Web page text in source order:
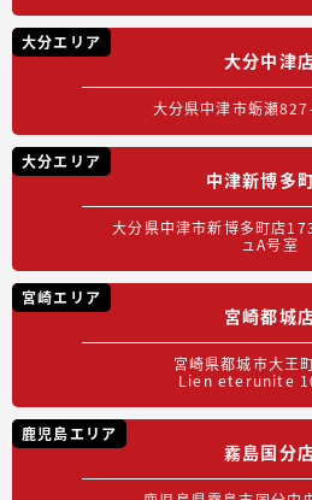
大分エリア
大分中津
大分県中津市蛎瀬
大分エリア
中津新博多
大分県中津市新博多町店
ュA号室
宮崎エリア
宮崎都城
宮崎県都城市大王
Lien eterunite
鹿児島エリア
霧島国分